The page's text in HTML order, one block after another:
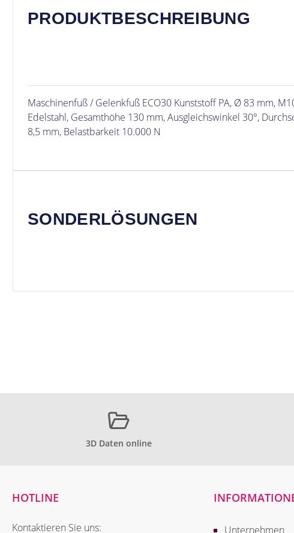
PRODUKTBESCHREIBUNG
Maschinenfuß / Gelenkfuß ECO30 Kunststoff PA, Ø 83 mm,
Edelstahl, Gesamthöhe 130 mm, Ausgleichswinkel 30°,
8,5 mm, Belastbarkeit 10.000 N
SONDERLÖSUNGEN
3D Daten online
HOTLINE
Kontaktieren Sie uns: Unternehmen